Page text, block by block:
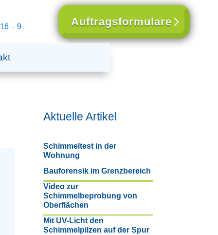
– 9 Auftragsformulare
Aktuelle Artikel
Schimmeltest in der
Wohnung
Bauforensik im Grenzbereich
Video zur
Schimmelbeprobung von
Oberflächen
Mit UV-Licht den
Schimmelpilzen auf der Spur